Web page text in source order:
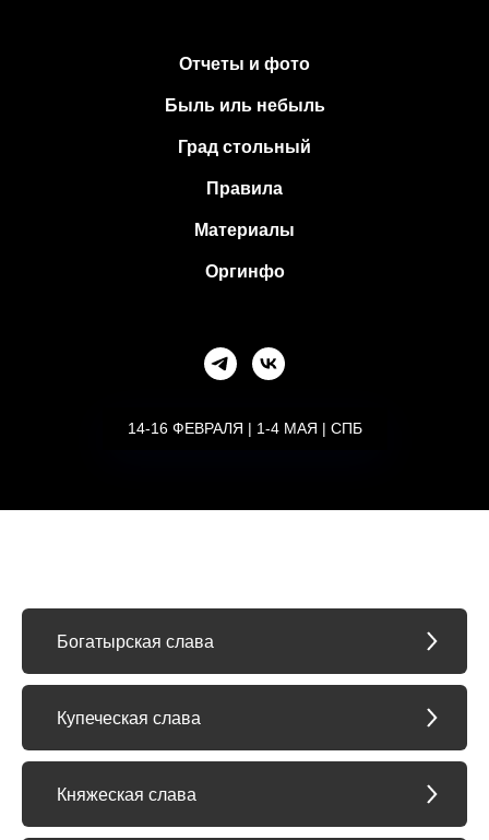
Отчеты и фото
Быль иль небыль
Град стольный
Правила
Материалы
Оргинфо
14-16 ФЕВРАЛЯ | 1-4 МАЯ | СПБ
Богатырская слава
Купеческая слава
Княжеская слава